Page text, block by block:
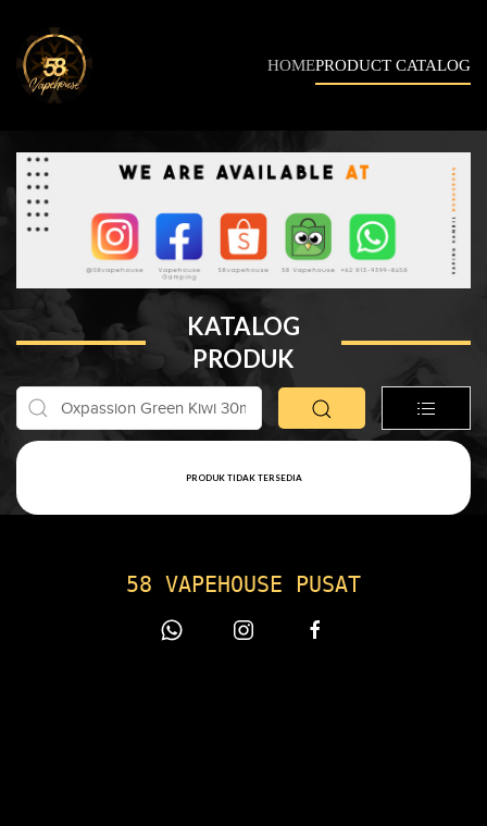
HOMEPRODUCT CATALOG
KATALOG
PRODUK
PRODUK TIDAK TERSEDIA
58 VAPEHOUSE PUSAT